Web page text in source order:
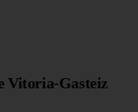
Vitoria-Gasteiz